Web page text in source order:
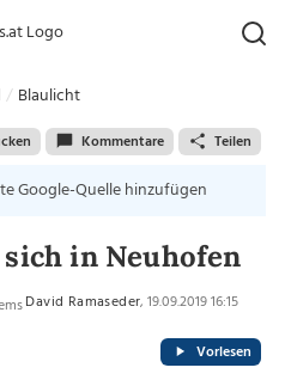
Blaulicht
Kommentare Teilen
Google-Quelle hinzufügen
in Neuhofen
David Ramaseder, 19.09.2019 16:15
Vorlesen